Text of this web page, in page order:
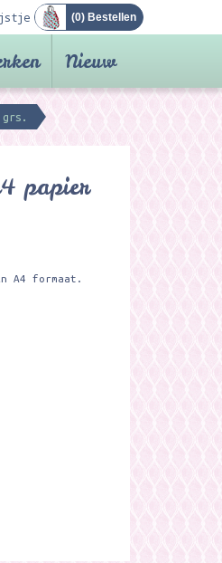
(0) Bestellen
Nieuw
papier
A4 formaat.